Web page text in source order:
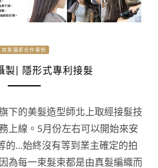
商業攝影合作案例
製| 隱形式專利接髮
下的美髮造型師北上取經接髮技
上線。5月份左右可以開始來安
的…始終沒有等到業主確定的拍
為每一束髮束都是由真髮編織而